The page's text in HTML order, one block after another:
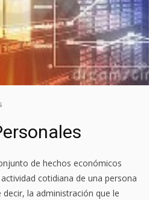
de hechos económicos
cotidiana de una persona
la administración que le